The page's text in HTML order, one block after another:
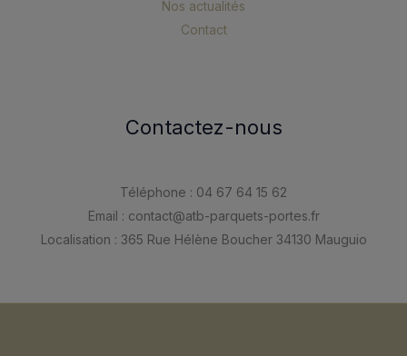
Nos actualités
Contact
Contactez-nous
Téléphone : 04 67 64 15 62
Email : contact@atb-parquets-portes.fr
Localisation : 365 Rue Hélène Boucher 34130 Mauguio